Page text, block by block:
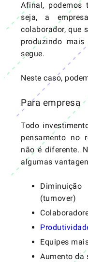
Afinal, podemos
seja, a
colaborador, que
produzindo
segue.
Neste caso,
Para empresa
Todo
pensamento no
não é diferente.
algumas
Diminuição
(turnover)
Equipes
Aumento da